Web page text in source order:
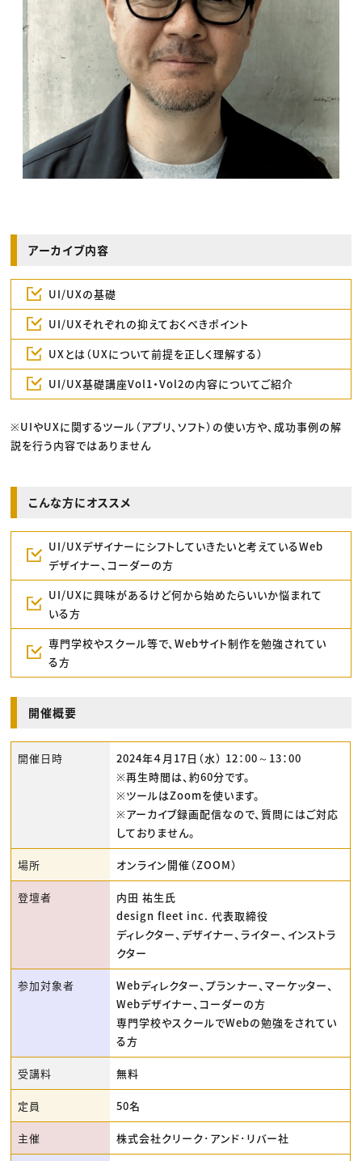
アーカイブ内容
UI/UXの基礎
UI/UXそれぞれの抑えておくべきポイント
UXとは（UXについて前提を正しく理解する）
UI/UX基礎講座Vol1・Vol2の内容についてご紹介
※UIやUXに関するツール（アプリ、ソフト）の使い方や、成功事例の解
説を行う内容ではありません
こんな方にオススメ
UI/UXデザイナーにシフトしていきたいと考えているWeb
デザイナー、コーダーの方
UI/UXに興味があるけど何から始めたらいいか悩まれて
いる方
専門学校やスクール等で、Webサイト制作を勉強されてい
る方
開催概要
開催日時
2024年４月17日（水） 12：00～13：00
※再生時間は、約60分です。
※ツールはZoomを使います。
※アーカイブ録画配信なので、質問にはご対応
しておりません。
場所 オンライン開催（ZOOM）
登壇者
内田 祐生氏
design fleet inc. 代表取締役
ディレクター、デザイナー、ライター、インストラ
クター
参加対象者
Webディレクター、プランナー、マーケッター、
Webデザイナー、コーダーの方
専門学校やスクールでWebの勉強をされてい
る方
受講料 無料
定員 50名
主催 株式会社クリーク･アンド･リバー社